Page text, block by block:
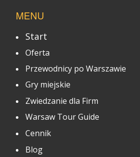
MENU
Start
Oferta
Przewodnicy po Warszawie
Gry miejskie
Zwiedzanie dla Firm
Warsaw Tour Guide
Cennik
Blog